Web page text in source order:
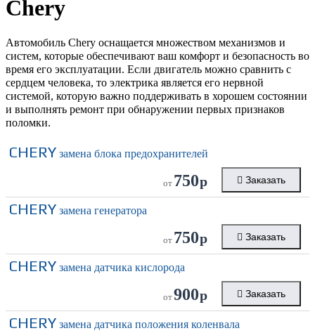
Chery
Автомобиль Chery оснащается множеством механизмов и
систем, которые обеспечивают ваш комфорт и безопасность во
время его эксплуатации. Если двигатель можно сравнить с
сердцем человека, то электрика является его нервной
системой, которую важно поддерживать в хорошем состоянии
и выполнять ремонт при обнаружении первых признаков
поломки.
CHERY замена блока предохранителей
от 750р Заказать
CHERY замена генератора
от 750р Заказать
CHERY замена датчика кислорода
от900р Заказать
CHERY замена датчика положения коленвала